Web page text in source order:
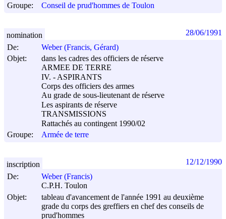
Groupe: Conseil de prud'hommes de Toulon
De:
Weber (Francis, Gérard)
Objet:
dans les cadres des officiers de réserve
ARMEE DE TERRE
IV. - ASPIRANTS
Corps des officiers des armes
Au grade de sous-lieutenant de réserve
Les aspirants de réserve
TRANSMISSIONS
Rattachés au contingent 1990/02
Groupe:
Armée de terre
nomination 28/06/1991
De:
Weber (Francis)
C.P.H. Toulon
Objet:
tableau d'avancement de l'année 1991 au deuxième
grade du corps des greffiers en chef des conseils de
prud'hommes
inscription 12/12/1990